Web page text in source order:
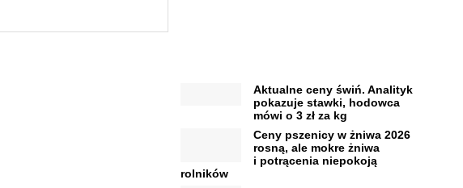
Aktualne ceny świń. Analityk
pokazuje stawki, hodowca
mówi o 3 zł za kg
Ceny pszenicy w żniwa 2026
rosną, ale mokre żniwa
i potrącenia niepokoją
rolników